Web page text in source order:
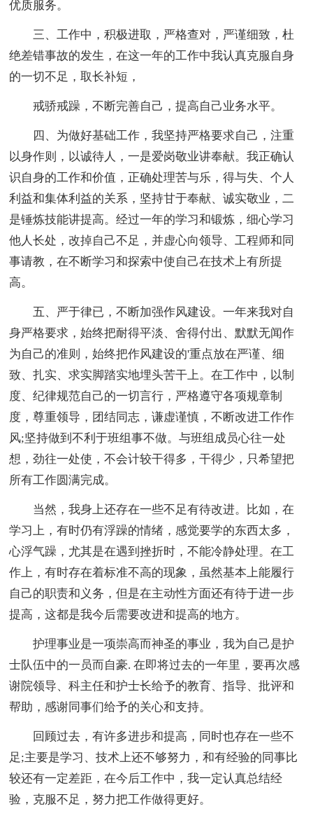
优质服务。
三、工作中，积极进取，严格查对，严谨细致，杜
绝差错事故的发生，在这一年的工作中我认真克服自身
的一切不足，取长补短，
戒骄戒躁，不断完善自己，提高自己业务水平。
四、为做好基础工作，我坚持严格要求自己，注重
以身作则，以诚待人，一是爱岗敬业讲奉献。我正确认
识自身的工作和价值，正确处理苦与乐，得与失、个人
利益和集体利益的关系，坚持甘于奉献、诚实敬业，二
是锤炼技能讲提高。经过一年的学习和锻炼，细心学习
他人长处，改掉自己不足，并虚心向领导、工程师和同
事请教，在不断学习和探索中使自己在技术上有所提
高。
五、严于律已，不断加强作风建设。一年来我对自
身严格要求，始终把耐得平淡、舍得付出、默默无闻作
为自己的准则，始终把作风建设的'重点放在严谨、细
致、扎实、求实脚踏实地埋头苦干上。在工作中，以制
度、纪律规范自己的一切言行，严格遵守各项规章制
度，尊重领导，团结同志，谦虚谨慎，不断改进工作作
风;坚持做到不利于班组事不做。与班组成员心往一处
想，劲往一处使，不会计较干得多，干得少，只希望把
所有工作圆满完成。
当然，我身上还存在一些不足有待改进。比如，在
学习上，有时仍有浮躁的情绪，感觉要学的东西太多，
心浮气躁，尤其是在遇到挫折时，不能冷静处理。在工
作上，有时存在着标准不高的现象，虽然基本上能履行
自己的职责和义务，但是在主动性方面还有待于进一步
提高，这都是我今后需要改进和提高的地方。
护理事业是一项崇高而神圣的事业，我为自己是护
士队伍中的一员而自豪. 在即将过去的一年里，要再次感
谢院领导、科主任和护士长给予的教育、指导、批评和
帮助，感谢同事们给予的关心和支持。
回顾过去，有许多进步和提高，同时也存在一些不
足;主要是学习、技术上还不够努力，和有经验的同事比
较还有一定差距，在今后工作中，我一定认真总结经
验，克服不足，努力把工作做得更好。